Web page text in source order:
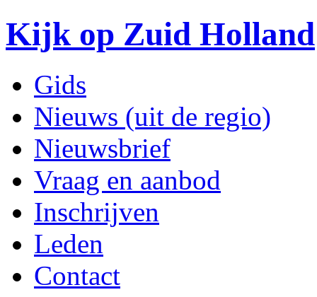
Kijk op Zuid Holland
Gids
Nieuws (uit de regio)
Nieuwsbrief
Vraag en aanbod
Inschrijven
Leden
Contact